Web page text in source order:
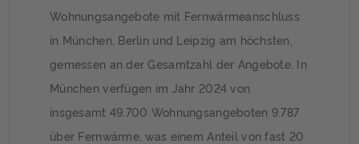
Wohnungsangebote mit Fernwärmeanschluss
in München, Berlin und Leipzig am höchsten,
gemessen an der Gesamtzahl der Angebote. In
München verfügen im Jahr 2024 von
insgesamt 49.700 Wohnungsangeboten 9.787
über Fernwärme, was einem Anteil von fast 20